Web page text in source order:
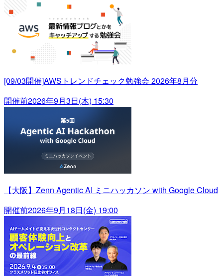
[09/03開催]AWSトレンドチェック勉強会 2026年8月分
開催前2026年9月3日(木) 15:30
【大阪】Zenn Agentic AI ミニハッカソン with Google Cloud
開催前2026年9月18日(金) 19:00